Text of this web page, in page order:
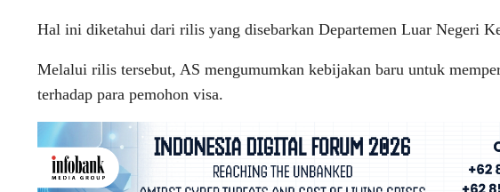
Hal ini diketahui dari rilis yang disebarkan Departemen Luar Negeri
Melalui rilis tersebut, AS mengumumkan kebijakan baru untuk
terhadap para pemohon visa.